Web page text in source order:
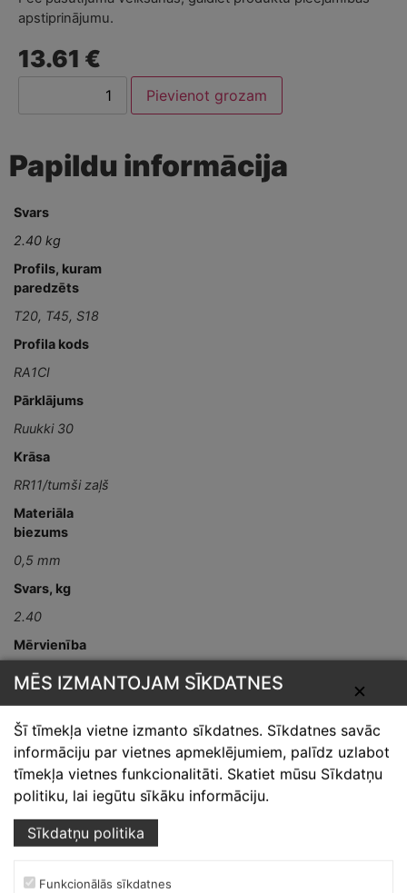
apstiprinājumu.
13.61 €
Pievienot grozam
Papildu informācija
Svars
2.40 kg
Profils, kuram
paredzēts
T20, T45, S18
Profila kods
RA1CI
Pārklājums
Ruukki 30
Krāsa
RR11/tumši zaļš
Materiāla
biezums
0,5 mm
Svars, kg
2.40
Mērvienība
gab
mm
L-2000
✕
MĒS IZMANTOJAM SĪKDATNES
Šī tīmekļa vietne izmanto sīkdatnes. Sīkdatnes savāc
informāciju par vietnes apmeklējumiem, palīdz uzlabot
tīmekļa vietnes funkcionalitāti. Skatiet mūsu Sīkdatņu
politiku, lai iegūtu sīkāku informāciju.
Sīkdatņu politika
Funkcionālās sīkdatnes